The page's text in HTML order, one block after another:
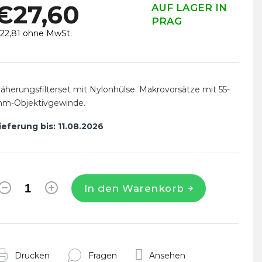
AUF LAGER IN
PRAG
ohne MwSt.
bis: 11.08.2026
In den Warenkorb
mit Nylonhülse. Makrovorsätze mit 55-
Objektivgewinde.
Drucken Fragen Ansehen